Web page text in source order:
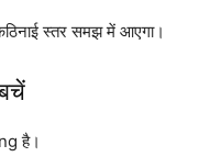
स्तर समझ में आएगा।
है।